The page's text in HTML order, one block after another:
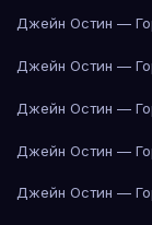
Джейн Остин —
Джейн Остин —
Джейн Остин —
Джейн Остин —
Джейн Остин —